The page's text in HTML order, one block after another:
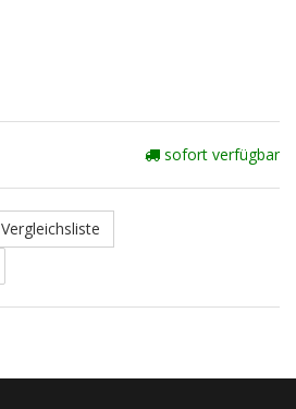
sofort verfügbar
Vergleichsliste